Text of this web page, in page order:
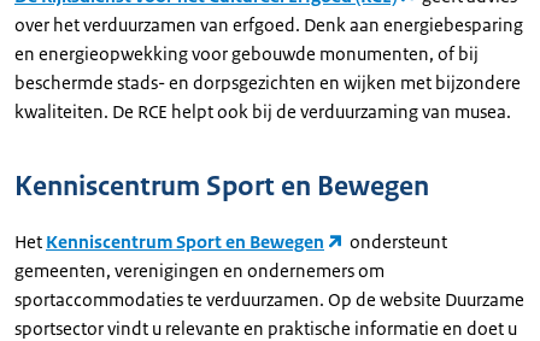
over het verduurzamen van erfgoed. Denk aan energiebesparing
en energieopwekking voor gebouwde monumenten, of bij
beschermde stads- en dorpsgezichten en wijken met bijzondere
kwaliteiten. De RCE helpt ook bij de verduurzaming van musea.
Kenniscentrum Sport en Bewegen
Het Kenniscentrum Sport en Bewegen
ondersteunt
gemeenten, verenigingen en ondernemers om
sportaccommodaties te verduurzamen. Op de website Duurzame
sportsector vindt u relevante en praktische informatie en doet u